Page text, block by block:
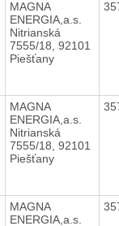
MAGNA
ENERGIA,a.s.
Nitrianská
7555/18, 92101
Piešťany
MAGNA
ENERGIA,a.s.
Nitrianská
7555/18, 92101
Piešťany
MAGNA
ENERGIA,a.s.